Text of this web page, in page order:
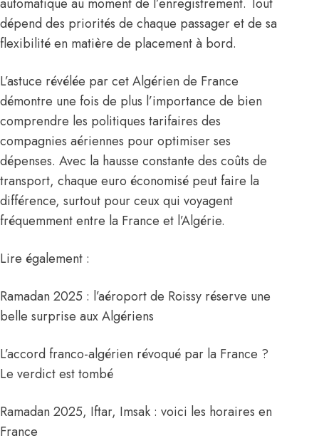
automatique au moment de l’enregistrement. Tout
dépend des priorités de chaque passager et de sa
flexibilité en matière de placement à bord.
L’astuce révélée par cet Algérien de France
démontre une fois de plus l’importance de bien
comprendre les politiques tarifaires des
compagnies aériennes pour optimiser ses
dépenses. Avec la hausse constante des coûts de
transport, chaque euro économisé peut faire la
différence, surtout pour ceux qui voyagent
fréquemment entre la France et l’Algérie.
Lire également :
Ramadan 2025 : l’aéroport de Roissy réserve une
belle surprise aux Algériens
L’accord franco-algérien révoqué par la France ?
Le verdict est tombé
Ramadan 2025, Iftar, Imsak : voici les horaires en
France